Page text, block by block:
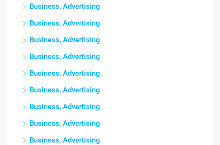
Business, Advertising
Business, Advertising
Business, Advertising
Business, Advertising
Business, Advertising
Business, Advertising
Business, Advertising
Business, Advertising
Business, Advertising